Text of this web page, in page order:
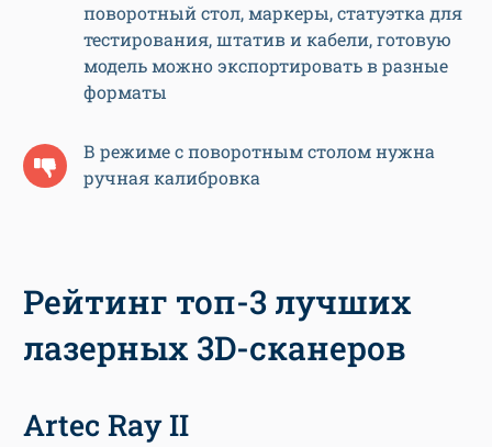
поворотный стол, маркеры, статуэтка для
тестирования, штатив и кабели, готовую
модель можно экспортировать в разные
форматы
В режиме с поворотным столом нужна
ручная калибровка
Рейтинг топ-3 лучших
лазерных 3D-сканеров
Artec Ray II